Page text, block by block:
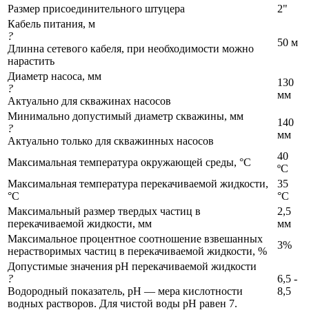
Размер присоединительного штуцера
2"
Кабель питания, м
?
Длинна сетевого кабеля, при необходимости можно
нарастить
50 м
Диаметр насоса, мм
?
Актуально для скважинах насосов
130
мм
Минимально допустимый диаметр скважины, мм
?
Актуально только для скважинных насосов
140
мм
Максимальная температура окружающей среды, °C
40
ºС
Максимальная температура перекачиваемой жидкости,
°C
35
°C
Максимальный размер твердых частиц в
перекачиваемой жидкости, мм
2,5
мм
Максимальное процентное соотношение взвешанных
нерастворимых частиц в перекачиваемой жидкости, %
3%
Допустимые значения pH перекачиваемой жидкости
?
Водородный показатель, pH — мера кислотности
водных растворов. Для чистой воды pH равен 7.
6,5 -
8,5